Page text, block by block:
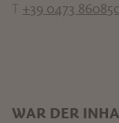
T +39 0473
WAR DER